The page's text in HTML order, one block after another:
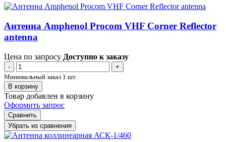
Антенна Amphenol Procom VHF Corner Reflector
antenna
Цена по запросу Доступно к заказу
-
+
Минимальный заказ 1 шт.
В корзину
Товар добавлен в корзину
Оформить запрос
Сравнить
Убрать из сравнения